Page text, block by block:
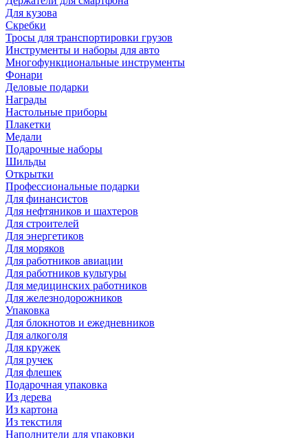
Для кузова
Скребки
Тросы для транспортировки грузов
Инструменты и наборы для авто
Многофункциональные инструменты
Фонари
Деловые подарки
Награды
Настольные приборы
Плакетки
Медали
Подарочные наборы
Шильды
Открытки
Профессиональные подарки
Для финансистов
Для нефтяников и шахтеров
Для строителей
Для энергетиков
Для моряков
Для работников авиации
Для работников культуры
Для медицинских работников
Для железнодорожников
Упаковка
Для блокнотов и ежедневников
Для алкоголя
Для кружек
Для ручек
Для флешек
Подарочная упаковка
Из дерева
Из картона
Из текстиля
Наполнители для упаковки